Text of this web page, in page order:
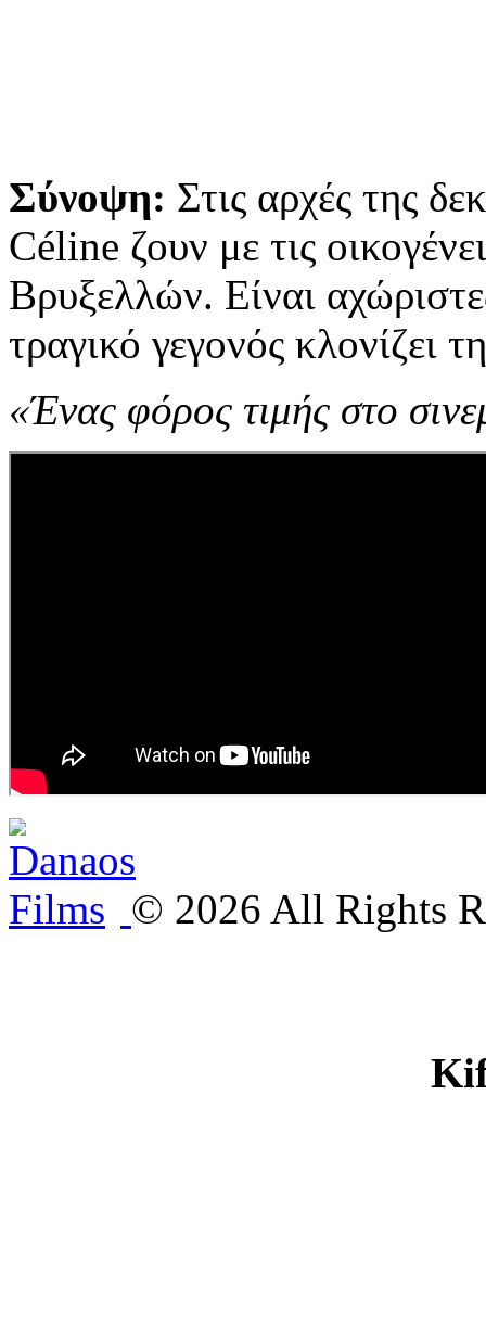
Σύνοψη: Στις αρχές της
Céline ζουν με τις
Βρυξελλών. Είναι
τραγικό γεγονός κλονίζει
«Ένας φόρος τιμής στο
© 2026 All Rights